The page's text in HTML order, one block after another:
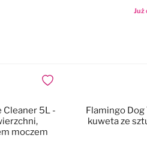
Już
Cleaner 5L -
moczem
Dodaj do ulubionych
Flamingo
kuweta ze